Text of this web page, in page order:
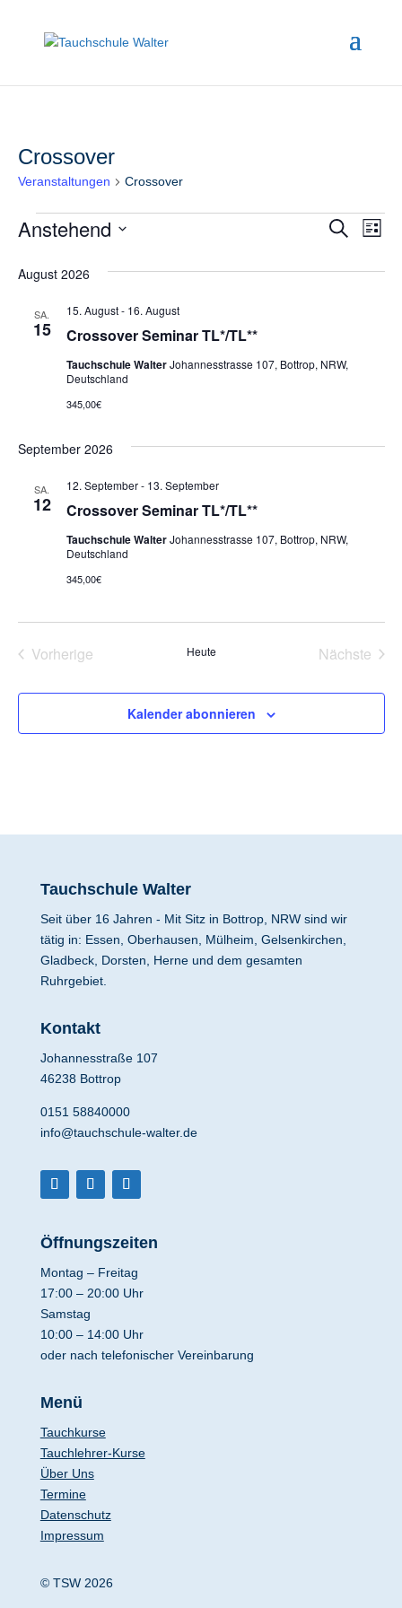
Crossover
Veranstaltungen Crossover
Veranstaltungen Suche
Liste
Anstehend
wählen.
August 2026
SA.
15 Crossover Seminar TL*/TL**
15. August- 16. August
Tauchschule WalterJohannesstrasse 107, Bottrop, NRW,
Deutschland
345,00€
September 2026
SA.
12 Crossover Seminar TL*/TL**
12. September- 13. September
Tauchschule WalterJohannesstrasse 107, Bottrop, NRW,
Deutschland
345,00€
Vorherige
Heute
Nächste
Kalender abonnieren
Tauchschule Walter
Seit über 16 Jahren - Mit Sitz in Bottrop, NRW sind wir
tätig in: Essen, Oberhausen, Mülheim, Gelsenkirchen,
Gladbeck, Dorsten, Herne und dem gesamten
Ruhrgebiet.
Kontakt
Johannesstraße 107
46238 Bottrop
0151 58840000
info@tauchschule-walter.de
Öffnungszeiten
Montag – Freitag
17:00 – 20:00 Uhr
Samstag
10:00 – 14:00 Uhr
oder nach telefonischer Vereinbarung
Menü
Tauchkurse
Tauchlehrer-Kurse
Über Uns
Termine
Datenschutz
Impressum
© TSW 2026